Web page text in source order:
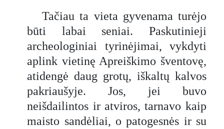
Tačiau ta vieta gyvenama turėjo
būti labai seniai. Paskutinieji
archeologiniai tyrinėjimai, vykdyti
aplink vietinę Apreiškimo šventovę,
atidengė daug grotų, iškaltų kalvos
pakriaušyje. Jos, jei buvo
neišdailintos ir atviros, tarnavo kaip
maisto sandėliai, o patogesnės ir su